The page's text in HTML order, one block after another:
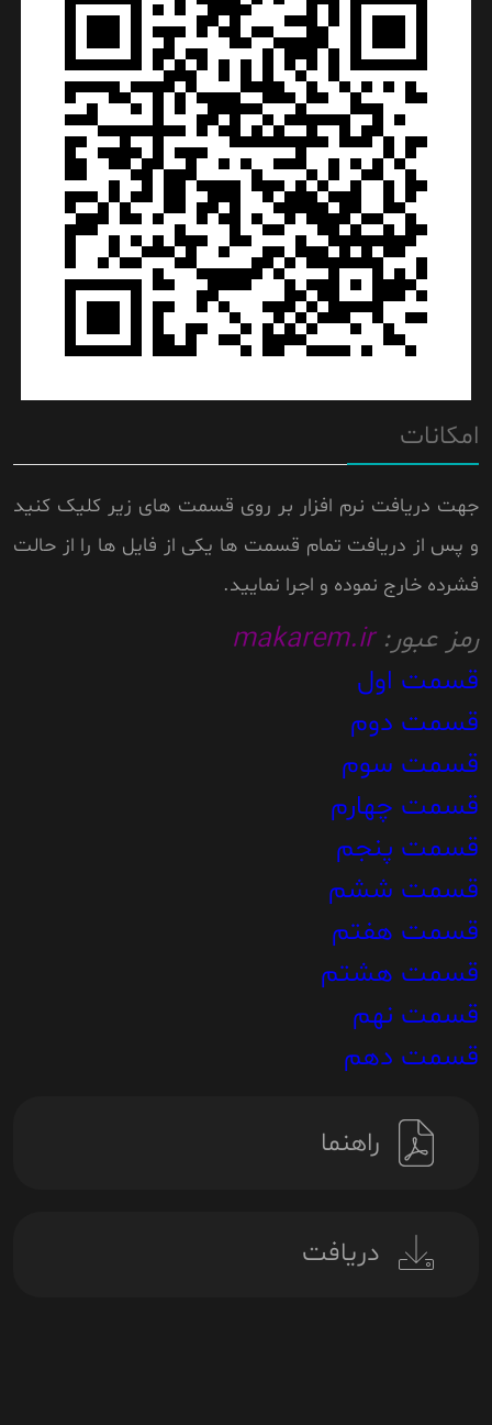
امکانات
جهت دریافت نرم افزار بر روی قسمت های زیر کلیک کنید
و پس از دریافت تمام قسمت ها یکی از فایل ها را از حالت
فشرده خارج نموده و اجرا نمایید.
رمز عبور:makarem.ir
قسمت اول
قسمت دوم
قسمت سوم
قسمت چهارم
قسمت پنجم
قسمت ششم
قسمت هفتم
قسمت هشتم
قسمت نهم
قسمت دهم
راهنما
دریافت